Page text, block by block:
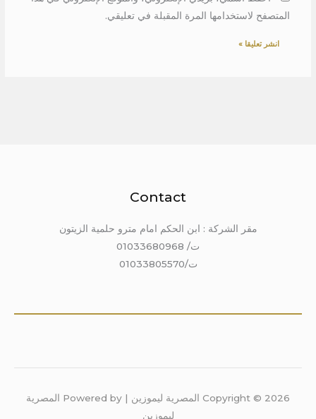
المتصفح لاستخدامها المرة المقبلة في تعليقي.
Contact
مقر الشركة : ابن الحكم امام مترو حلمية الزيتون
ت/ 01033680968
ت/01033805570
Copyright © 2026 المصرية ليموزين | Powered by المصرية
ليموزين